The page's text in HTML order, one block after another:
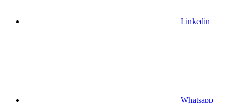
Linkedin
Whatsapp